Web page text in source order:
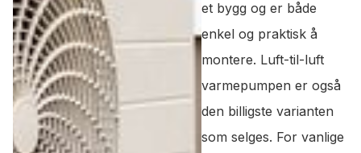
et bygg og er både
enkel og praktisk å
montere. Luft-til-luft
varmepumpen er også
den billigste varianten
som selges. For vanlige